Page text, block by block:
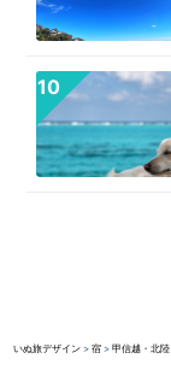
いぬ旅デザイン >宿 >甲信越・北陸